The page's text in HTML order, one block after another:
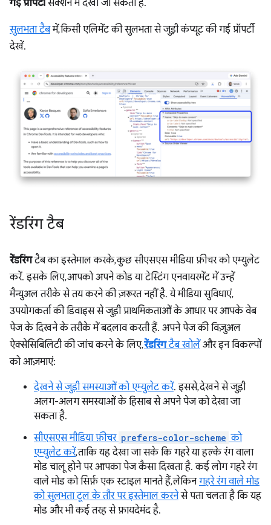
गई प्रॉपर्टी सेक्शन में देखा जा सकता है.
सुलभता टैबमें, किसी एलिमेंट की सुलभता से जुड़ी कंप्यूट की गई प्रॉपर्टी
देखें.
रेंडरिंग टैब
रेंडरिंगटैब का इस्तेमाल करके, कुछ सीएसएस मीडिया फ़ीचर को एम्युलेट
करें. इसके लिए, आपको अपने कोड या टेस्टिंग एनवायरमेंट में उन्हें
मैन्युअल तरीके से तय करने की ज़रूरत नहीं है. ये मीडिया सुविधाएं,
उपयोगकर्ता की डिवाइस से जुड़ी प्राथमिकताओं के आधार पर आपके वेब
पेज के दिखने के तरीके में बदलाव करती हैं. अपने पेज की विज़ुअल
ऐक्सेसिबिलिटी की जांच करने के लिए,रेंडरिंगटैब खोलें और इन विकल्पों
को आज़माएं:
देखने से जुड़ी समस्याओं को एम्युलेट करें. इससे, देखने से जुड़ी
अलग-अलग समस्याओं के हिसाब से अपने पेज को देखा जा
सकता है.
सीएसएस मीडिया फ़ीचर prefers-color-scheme को
एम्युलेट करें, ताकि यह देखा जा सके कि गहरे या हल्के रंग वाला
मोड चालू होने पर आपका पेज कैसा दिखता है. कई लोग गहरे रंग
वाले मोड को सिर्फ़ एक स्टाइल मानते हैं, लेकिनगहरे रंग वाले मोड
को सुलभता टूल के तौर पर इस्तेमाल करनेसे पता चलता है कि यह
मोड और भी कई तरह से फ़ायदेमंद है.